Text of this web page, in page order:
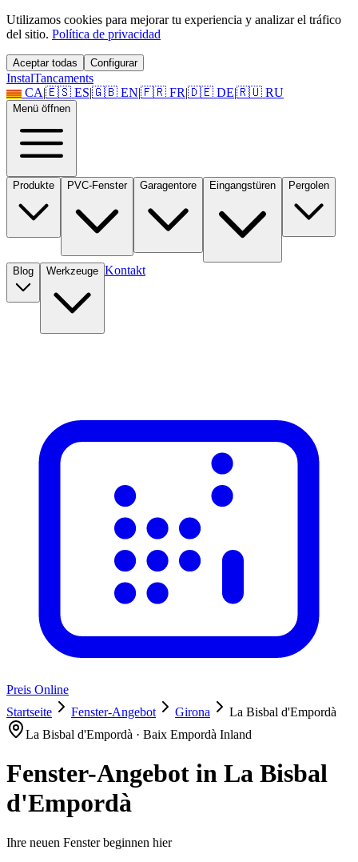
Utilizamos cookies para mejorar tu experiencia y analizar el tráfico
del sitio. Política de privacidad
Aceptar todas Configurar
InstalTancaments
CA|🇪🇸 ES|🇬🇧 EN|🇫🇷 FR|🇩🇪 DE|🇷🇺 RU
Menü öffnen
Produkte PVC-Fenster Garagentore Eingangstüren Pergolen
Blog Werkzeuge Kontakt
Preis Online
Startseite
Fenster-Angebot Girona
La Bisbal d'Empordà
La Bisbal d'Empordà · Baix Empordà Inland
Fenster-Angebot in La Bisbal
d'Empordà
Ihre neuen Fenster beginnen hier